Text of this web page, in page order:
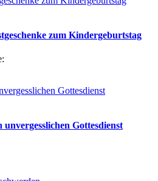
zum Kindergeburtstag
Gottesdienst